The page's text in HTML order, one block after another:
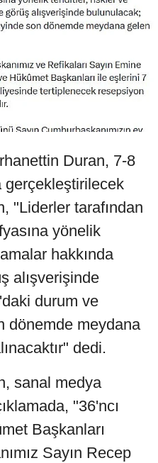
Duran, 7-8
gerçekleştirilecek
"Liderler tarafından
yönelik
hakkında
alışverişinde
durum ve
dönemde meydana
dedi.
sanal medya
"36'ncı
Başkanları
Sayın Recep